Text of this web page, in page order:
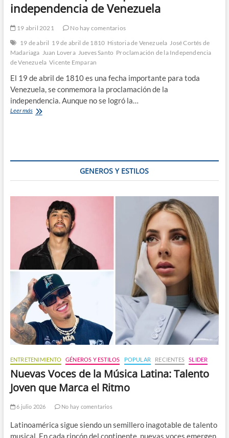
independencia de Venezuela
19 abril 2021
No hay comentarios
19 de abril 19 de abril de 1810 Historia de Venezuela José Cortés de
Madariaga Juan Lovera Jueves Santo Proclamación de la Independencia
de Venezuela Vicente Emparan
El 19 de abril de 1810 es una fecha importante para toda
Venezuela, se conmemora la proclamación de la
independencia. Aunque no se logró la…
Leer más19
Venezuela
GENEROS Y ESTILOS
ENTRETENIMIENTO GÉNEROS Y ESTILOS POPULAR RECIENTES SLIDER
Nuevas Voces de la Música Latina: Talento
Joven que Marca el Ritmo
6 julio 2026 No hay comentarios
Latinoamérica sigue siendo un semillero inagotable de talento
musical. En cada rincón del continente, nuevas voces emergen